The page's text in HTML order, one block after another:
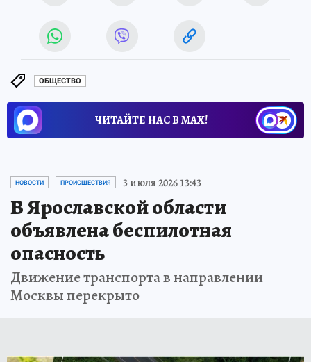
ОБЩЕСТВО
ЧИТАЙТЕ НАС В МАХ!
НОВОСТИ ПРОИСШЕСТВИЯ 3 июля 2026 13:43
В Ярославской области
объявлена беспилотная
опасность
Движение транспорта в направлении
Москвы перекрыто